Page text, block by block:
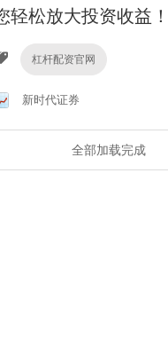
轻松放大投资收益！
杠杆配资官网
新时代证券
全部加载完成